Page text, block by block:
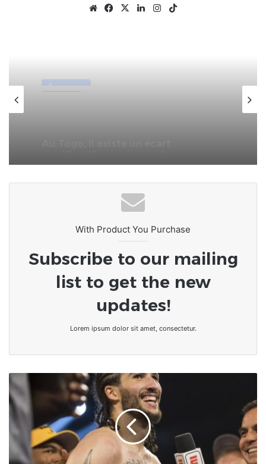
WebsiteFacebook
X LinkedinInstagram
Afrique
With Product You Purchase
Subscribe to our mailing
list to get the new
updates!
Lorem ipsum dolor sit amet, consectetur.
Le
petit-
de
Muhammad
Ali